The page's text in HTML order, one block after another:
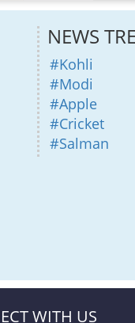
NEWS
#Kohli
#Modi
#Apple
#Cricket
#Salman
WITH US